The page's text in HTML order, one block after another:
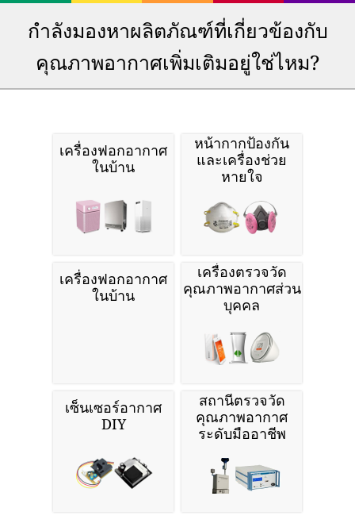
กำลังมองหาผลิตภัณฑ์ที่เกี่ยวข้องกับ
คุณภาพอากาศเพิ่มเติมอยู่ใช่ไหม?
เครื่องฟอกอากาศ
ในบ้าน
หน้ากากป้องกัน
และเครื่องช่วย
หายใจ
เครื่องฟอกอากาศ
ในบ้าน
เครื่องตรวจวัด
คุณภาพอากาศส่วน
บุคคล
เซ็นเซอร์อากาศ
DIY
สถานีตรวจวัด
คุณภาพอากาศ
ระดับมืออาชีพ